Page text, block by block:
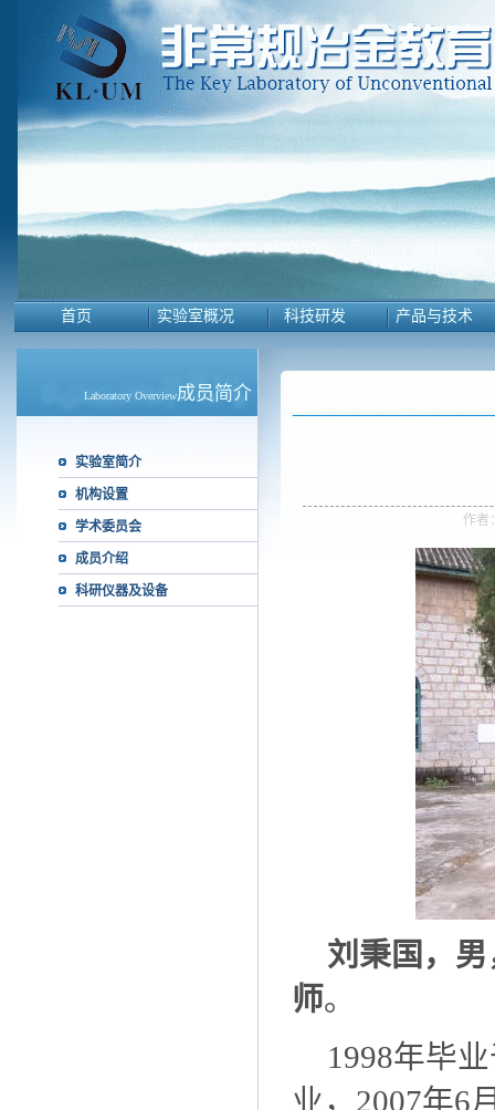
首页 实验室概况 科技研发 产品与技术
Laboratory Overview成员简介
实验室简介
机构设置
学术委员会
成员介绍
科研仪器及设备
作者
刘秉国，男
师。
1998年毕
业， 2007年6